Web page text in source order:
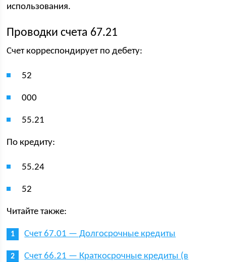
использования.
Проводки счета 67.21
Счет корреспондирует по дебету:
52
000
55.21
По кредиту:
55.24
52
Читайте также:
Счет 67.01 — Долгосрочные кредиты
Счет 66.21 — Краткосрочные кредиты (в